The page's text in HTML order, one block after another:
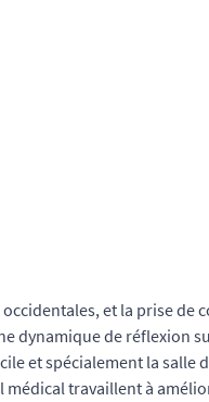
et la prise de
dynamique de réflexion
et spécialement la
travaillent à